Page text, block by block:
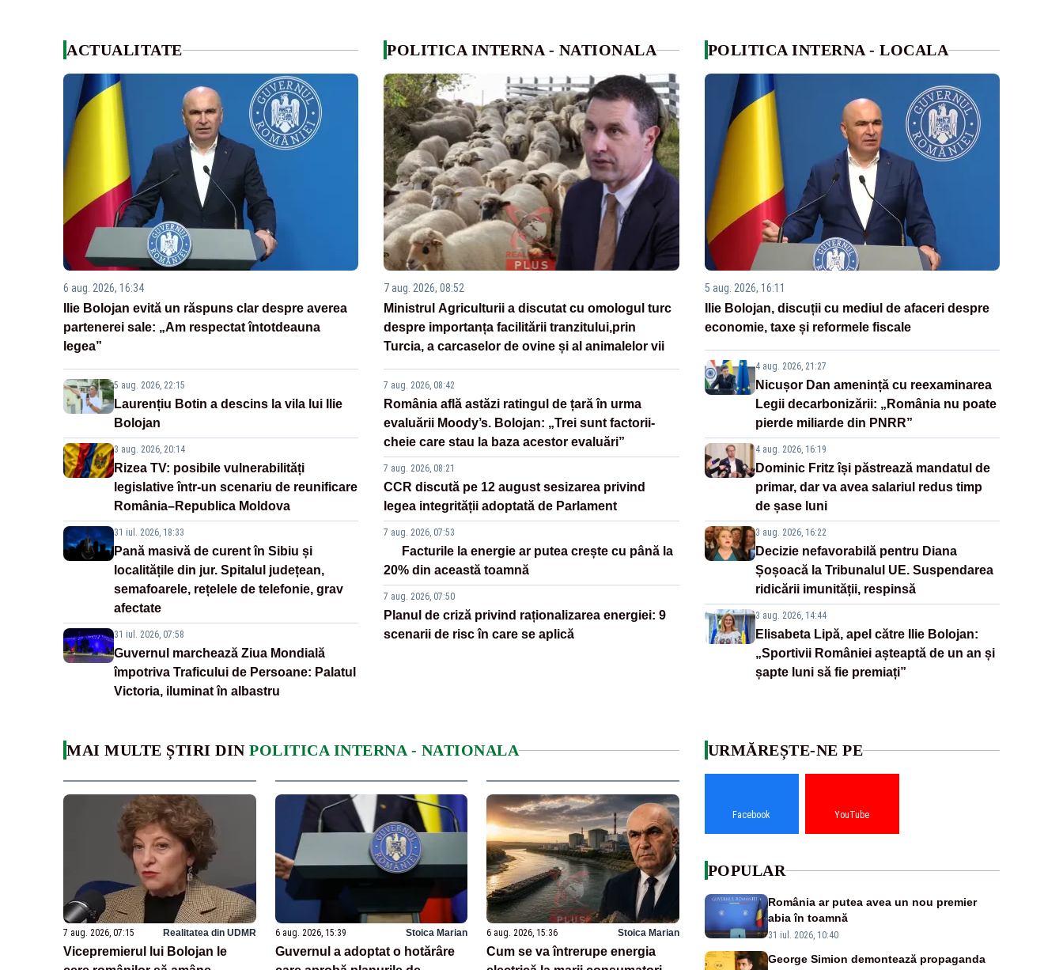
ACTUALITATE
6 aug. 2026, 16:34
Ilie Bolojan evită un răspuns clar despre averea
partenerei sale: „Am respectat întotdeauna
legea”
5 aug. 2026, 22:15
Laurențiu Botin a descins la vila lui Ilie
Bolojan
3 aug. 2026, 20:14
Rizea TV: posibile vulnerabilități
legislative într-un scenariu de reunificare
România–Republica Moldova
31 iul. 2026, 18:33
Pană masivă de curent în Sibiu și
localitățile din jur. Spitalul județean,
semafoarele, rețelele de telefonie, grav
afectate
31 iul. 2026, 07:58
Guvernul marchează Ziua Mondială
împotriva Traficului de Persoane: Palatul
Victoria, iluminat în albastru
POLITICA INTERNA - NATIONALA
7 aug. 2026, 08:52
Ministrul Agriculturii a discutat cu omologul turc
despre importanța facilitării tranzitului,prin
Turcia, a carcaselor de ovine și al animalelor vii
7 aug. 2026, 08:42
România află astăzi ratingul de țară în urma
evaluării Moody’s. Bolojan: „Trei sunt factorii-
cheie care stau la baza acestor evaluări”
7 aug. 2026, 08:21
CCR discută pe 12 august sesizarea privind
legea integrității adoptată de Parlament
7 aug. 2026, 07:53
Facturile la energie ar putea crește cu până la
20% din această toamnă
7 aug. 2026, 07:50
Planul de criză privind raționalizarea energiei: 9
scenarii de risc în care se aplică
POLITICA INTERNA - LOCALA
5 aug. 2026, 16:11
Ilie Bolojan, discuții cu mediul de afaceri despre
economie, taxe și reformele fiscale
4 aug. 2026, 21:27
Nicușor Dan amenință cu reexaminarea
Legii decarbonizării: „România nu poate
pierde miliarde din PNRR”
4 aug. 2026, 16:19
Dominic Fritz își păstrează mandatul de
primar, dar va avea salariul redus timp
de șase luni
3 aug. 2026, 16:22
Decizie nefavorabilă pentru Diana
Șoșoacă la Tribunalul UE. Suspendarea
ridicării imunității, respinsă
3 aug. 2026, 14:44
Elisabeta Lipă, apel către Ilie Bolojan:
„Sportivii României așteaptă de un an și
șapte luni să fie premiați”
MAI MULTE ȘTIRI DIN POLITICA INTERNA - NATIONALA
7 aug. 2026, 07:15 Realitatea din UDMR
Vicepremierul lui Bolojan le
6 aug. 2026, 15:39 Stoica Marian
Guvernul a adoptat o hotărâre
6 aug. 2026, 15:36 Stoica Marian
Cum se va întrerupe energia
URMĂREȘTE-NE PE
Facebook YouTube
POPULAR
România ar putea avea un nou premier
abia în toamnă
31 iul. 2026, 10:40
George Simion demontează propaganda